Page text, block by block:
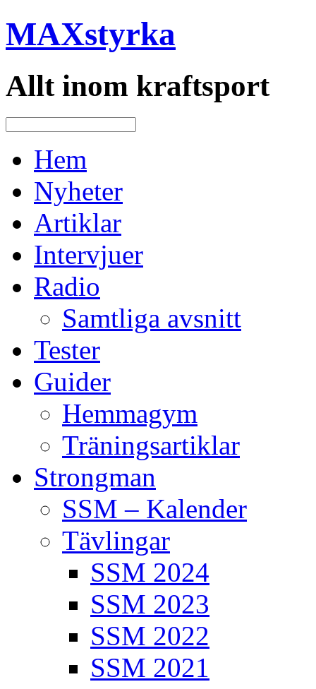
MAXstyrka
Allt inom kraftsport
Hem
Nyheter
Artiklar
Intervjuer
Radio
Samtliga avsnitt
Tester
Guider
Hemmagym
Träningsartiklar
Strongman
SSM – Kalender
Tävlingar
SSM 2024
SSM 2023
SSM 2022
SSM 2021